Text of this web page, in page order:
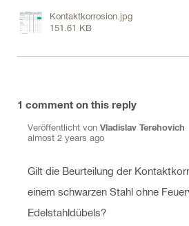
Kontaktkorrosion.jpg
151.61 KB
1 comment on this reply
Veröffentlicht von Vladislav Terehovich
almost 2 years ago
Gilt die Beurteilung der
einem schwarzen Stahl ohne
Edelstahldübels?